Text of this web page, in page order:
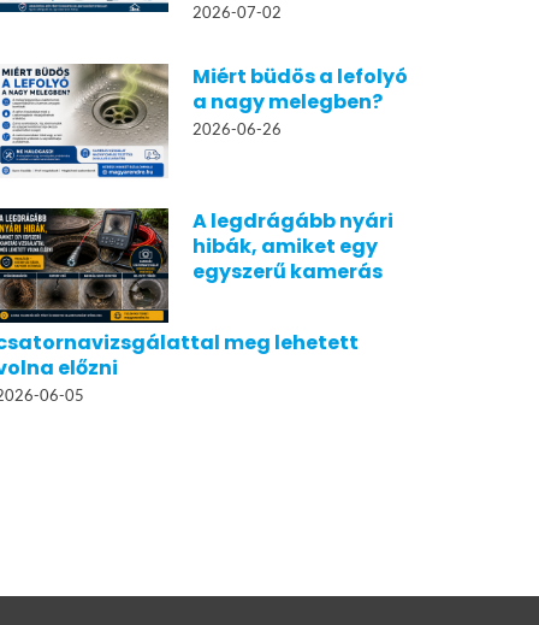
2026-07-02
Miért büdös a lefolyó
a nagy melegben?
2026-06-26
A legdrágább nyári
hibák, amiket egy
egyszerű kamerás
meg lehetett
előzni
06-05